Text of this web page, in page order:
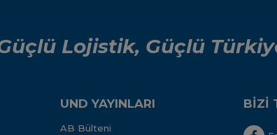
Lojistik, Güçlü
UND YAYINLARI
AB Bülteni
BİZİ